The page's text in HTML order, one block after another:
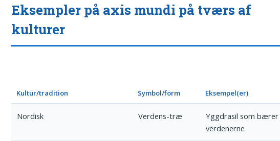
Eksempler på axis mundi på tværs af
kulturer
Kultur/tradition Symbol/form Eksempel(er)
Nordisk Verdens-træ
Yggdrasil som bærer
verdenerne